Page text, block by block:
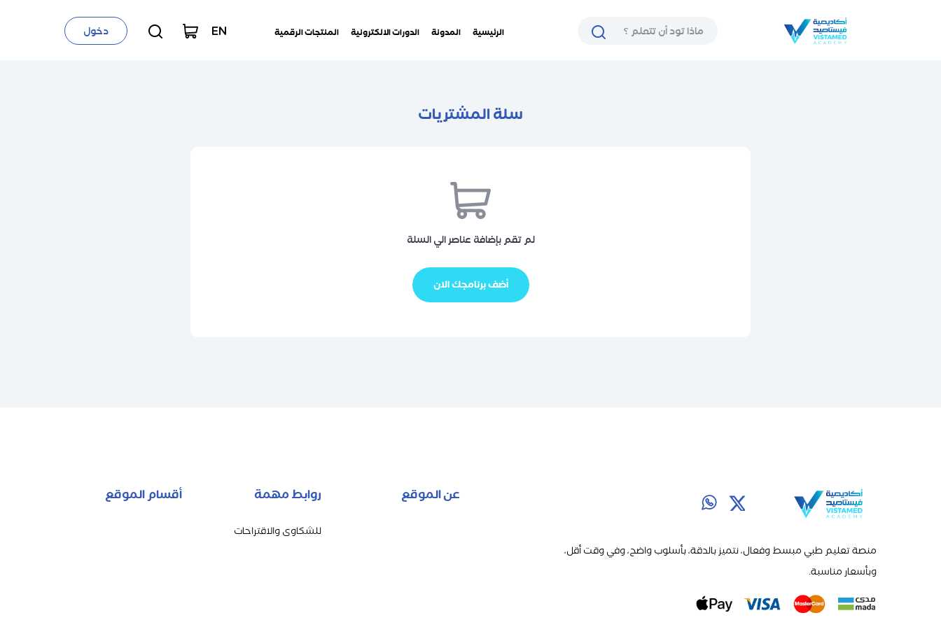
الرئيسية المدونة الدورات الالكترونية المنتجات الرقمية EN دخول
سلة المشتريات
لم تقم بإضافة عناصر الي السلة
أضف برنامجك الان
منصة تعليم طبي مبسط وفعال، نتميز بالدقة، بأسلوب واضح، وفي وقت أقل،
وبأسعار مناسبة.
عن الموقع روابط مهمة
للشكاوى والاقتراحات
أقسام الموقع